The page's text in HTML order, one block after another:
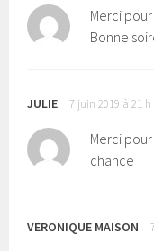
Merci
Bonne
JULIE 7 juin 2019 à 21
Merci
chance
VERONIQUE MAISON